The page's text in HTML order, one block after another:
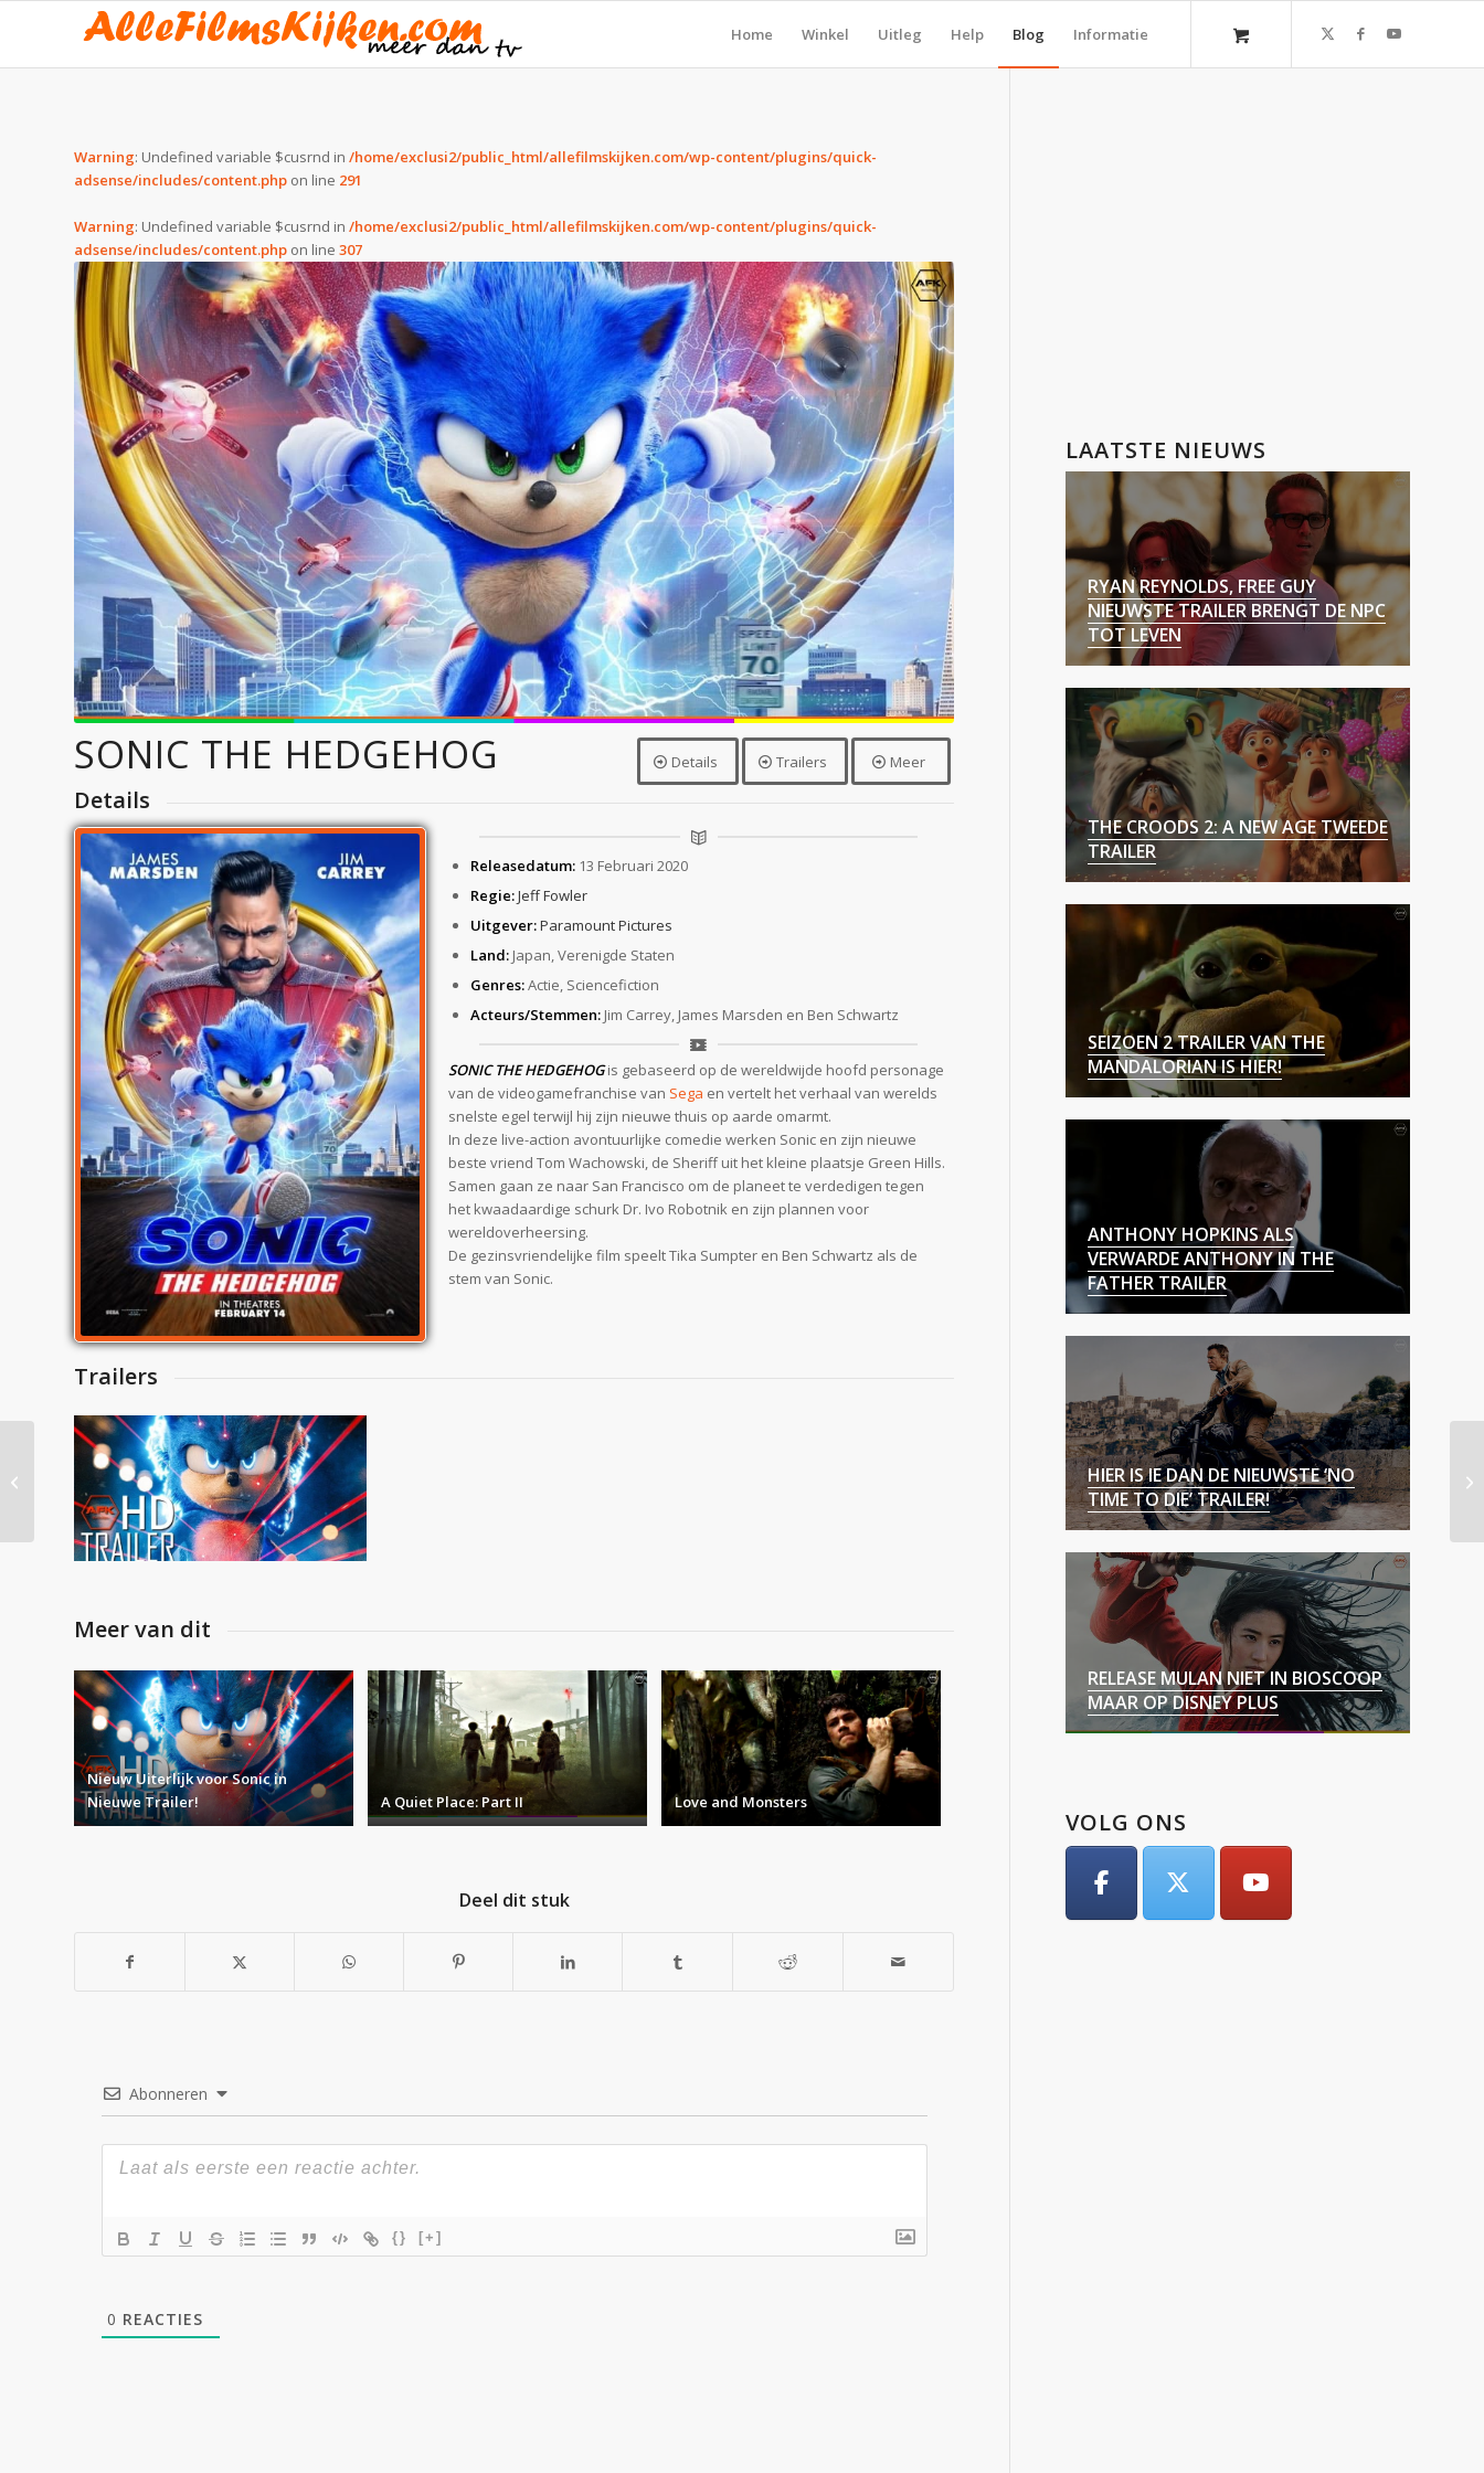
Home Winkel Uitleg Help Blog Informatie
Warning: Undefined variable $cusrnd in /home/exclusi2/public_html/allefilmskijken.com/wp-content/plugins/quick-
adsense/includes/content.php on line 291
Warning: Undefined variable $cusrnd in /home/exclusi2/public_html/allefilmskijken.com/wp-content/plugins/quick-
adsense/includes/content.php on line 307
SONIC THE HEDGEHOG Details Trailers Meer
Details
Releasedatum: 13 Februari 2020
Regie:Jeff Fowler
Uitgever:Paramount Pictures
Land: Japan, Verenigde Staten
Genres:Actie, Sciencefiction
Acteurs/Stemmen: Jim Carrey, James Marsden en Ben Schwartz
SONIC THE HEDGEHOGis gebaseerd op de wereldwijde hoofd personage
van de videogamefranchise van Sega en vertelt het verhaal van werelds
snelste egel terwijl hij zijn nieuwe thuis op aarde omarmt.
In deze live-action avontuurlijke comedie werken Sonic en zijn nieuwe
beste vriend Tom Wachowski, de Sheriff uit het kleine plaatsje Green Hills.
Samen gaan ze naar San Francisco om de planeet te verdedigen tegen
het kwaadaardige schurk Dr. Ivo Robotnik en zijn plannen voor
wereldoverheersing.
De gezinsvriendelijke film speelt Tika Sumpter en Ben Schwartz als de
stem van Sonic.
Trailers
Nieuw Uiterlijk voor
Sonic in Nieuwe
Trailer!
12 november 2019
Meer van dit
Nieuw Uiterlijk voor Sonic in
Nieuwe Trailer!
A Quiet Place: Part II Love and Monsters
Deel dit stuk
Abonneren
{} [+]
0 REACTIES
LAATSTE NIEUWS
RYAN REYNOLDS, FREE GUY
NIEUWSTE TRAILER BRENGT DE NPC
TOT LEVEN
THE CROODS 2: A NEW AGE TWEEDE
TRAILER
SEIZOEN 2 TRAILER VAN THE
MANDALORIAN IS HIER!
ANTHONY HOPKINS ALS
VERWARDE ANTHONY IN THE
FATHER TRAILER
HIER IS IE DAN DE NIEUWSTE ‘NO
TIME TO DIE’ TRAILER!
RELEASE MULAN NIET IN BIOSCOOP
MAAR OP DISNEY PLUS
VOLG ONS